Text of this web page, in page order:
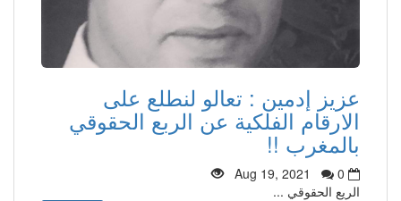
عزيز إدمين : تعالو لنطلع على
الارقام الفلكية عن الربع الحقوقي
بالمغرب !!
Aug 19, 2021
0
الريع الحقوقي ...